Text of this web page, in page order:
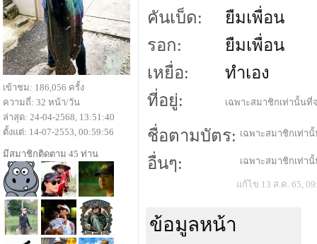
คันเบ็ด:
ยืมเพื่อน
รอก:
ยืมเพื่อน
เหยื่อ:
ทำเอง
ที่อยู่:
เฉพาะสมาชิกเท่านั้นที่
ชื่อตามบัตร: เฉพาะสมาชิกเท่า
อื่นๆ: เฉพาะสมาชิกเท่า
แก้ไข 13 ส.ค. 65,
ข้อมูลหน้า
เข้าชม: 186,056 ครั้ง
ความถี่: 32 หน้า/วัน
ล่าสุด: 24-04-2568, 13:51:40
ตั้งแต่: 14-07-2553, 00:59:56
มีสมาชิกติดตาม 45 ท่าน